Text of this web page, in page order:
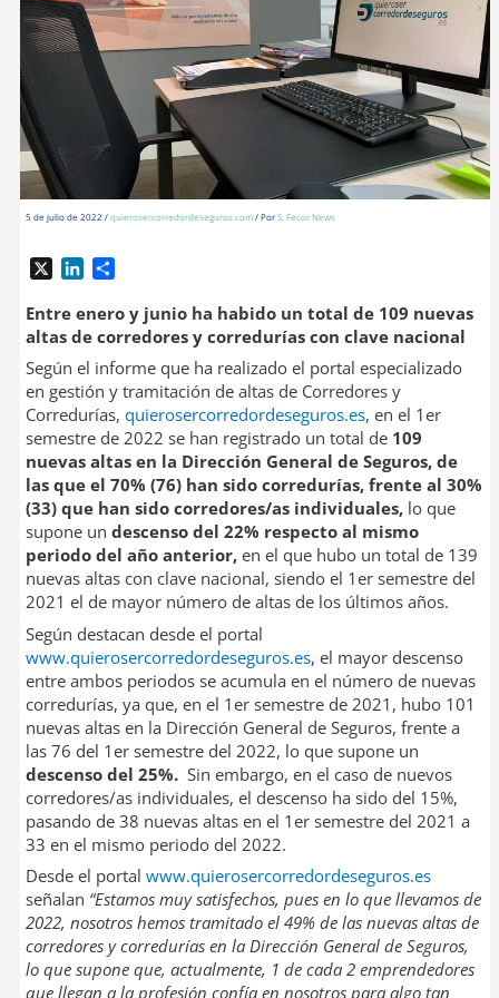
5 de julio de 2022 /quierosercorredordeseguros.com/ PorS. Fecor News
n
k
e
d
I
n
m
p
a
r
t
i
r
Entre enero y junio ha habido un total de 109 nuevas
altas de corredores y corredurías con clave nacional
Según el informe que ha realizado el portal especializado
en gestión y tramitación de altas de Corredores y
Corredurías, quierosercorredordeseguros.es, en el 1er
semestre de 2022 se han registrado un total de 109
nuevas altas en la Dirección General de Seguros, de
las que el 70% (76) han sido corredurías, frente al 30%
(33) que han sido corredores/as individuales, lo que
supone un descenso del 22% respecto al mismo
periodo del año anterior, en el que hubo un total de 139
nuevas altas con clave nacional, siendo el 1er semestre del
2021 el de mayor número de altas de los últimos años.
Según destacan desde el portal
www.quierosercorredordeseguros.es, el mayor descenso
entre ambos periodos se acumula en el número de nuevas
corredurías, ya que, en el 1er semestre de 2021, hubo 101
nuevas altas en la Dirección General de Seguros, frente a
las 76 del 1er semestre del 2022, lo que supone un
descenso del 25%.Sin embargo, en el caso de nuevos
corredores/as individuales, el descenso ha sido del 15%,
pasando de 38 nuevas altas en el 1er semestre del 2021 a
33 en el mismo periodo del 2022.
Desde el portal www.quierosercorredordeseguros.es
señalan “Estamos muy satisfechos, pues en lo que llevamos de
2022, nosotros hemos tramitado el 49% de las nuevas altas de
corredores y corredurías en la Dirección General de Seguros,
lo que supone que, actualmente, 1 de cada 2 emprendedores
que llegan a la profesión confía en nosotros para algo tan